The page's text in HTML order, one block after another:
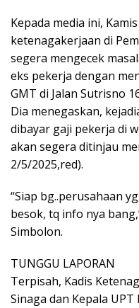
Kepada media ini,
ketenagakerjaan di
segera mengecek
eks pekerja dengan
GMT di Jalan Sutrisno
Dia menegaskan,
dibayar gaji pekerja di
akan segera ditinjau
2/5/2025,red).
“Siap bg..perusahaan
besok, tq info nya
Simbolon.
TUNGGU LAPORAN
Terpisah, Kadis
Sinaga dan Kepala